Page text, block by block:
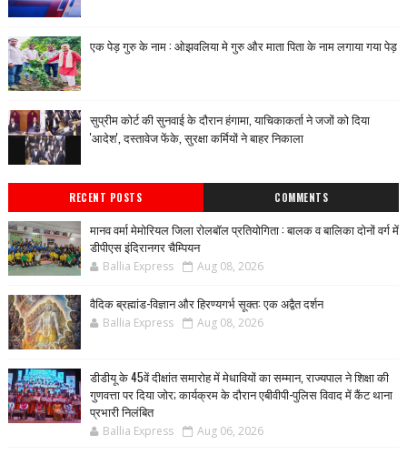
एक पेड़ गुरु के नाम : ओझवलिया मे गुरु और माता पिता के नाम लगाया गया पेड़
सुप्रीम कोर्ट की सुनवाई के दौरान हंगामा, याचिकाकर्ता ने जजों को दिया
'आदेश', दस्तावेज फेंके, सुरक्षा कर्मियों ने बाहर निकाला
RECENT POSTS COMMENTS
मानव वर्मा मेमोरियल जिला रोलबॉल प्रतियोगिता : बालक व बालिका दोनों वर्ग में
डीपीएस इंदिरानगर चैम्पियन
Ballia Express Aug 08, 2026
वैदिक ब्रह्मांड-विज्ञान और हिरण्यगर्भ सूक्त: एक अद्वैत दर्शन
Ballia Express Aug 08, 2026
डीडीयू के 45वें दीक्षांत समारोह में मेधावियों का सम्मान, राज्यपाल ने शिक्षा की
गुणवत्ता पर दिया जोर; कार्यक्रम के दौरान एबीवीपी-पुलिस विवाद में कैंट थाना
प्रभारी निलंबित
Ballia Express Aug 06, 2026